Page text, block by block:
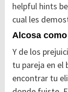
helpful hints
cual les
Alcosa
Y de los
tu pareja en
encontrar tu